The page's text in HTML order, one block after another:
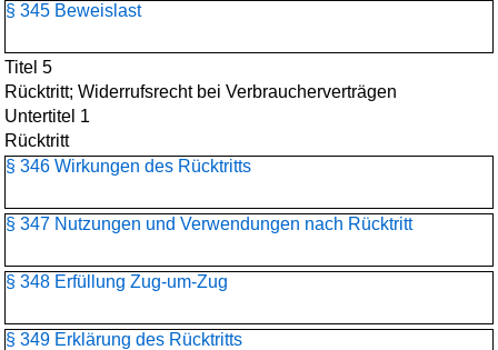
§ 345 Beweislast
Titel 5
Rücktritt; Widerrufsrecht bei Verbraucherverträgen
Untertitel 1
Rücktritt
§ 346 Wirkungen des Rücktritts
§ 347 Nutzungen und Verwendungen nach Rücktritt
§ 348 Erfüllung Zug-um-Zug
§ 349 Erklärung des Rücktritts